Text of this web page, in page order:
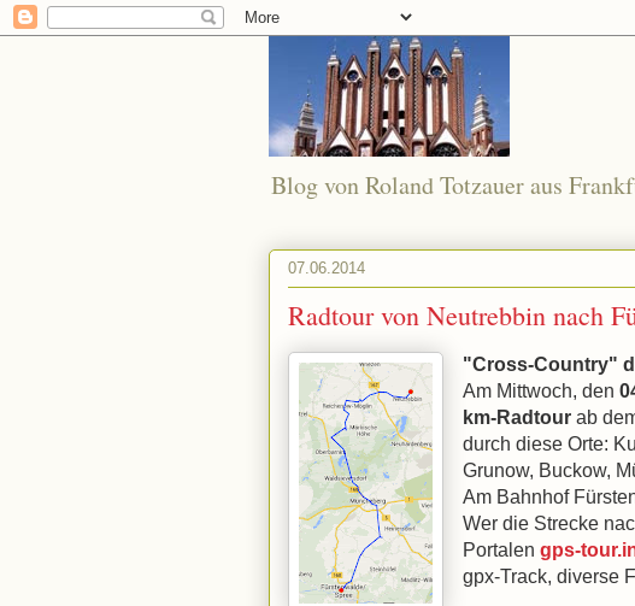
Blog von Roland Totzauer aus
07.06.2014
Radtour von Neutrebbin nach
"Cross-Country"
Am Mittwoch, den
km-Radtour ab
durch diese Orte:
Grunow, Buckow,
Am Bahnhof
Wer die Strecke
Portalen gps-
gpx-Track, diverse